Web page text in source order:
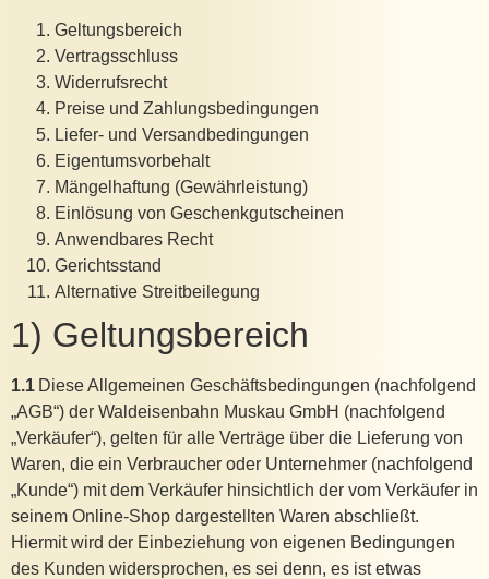
Geltungsbereich
Vertragsschluss
Widerrufsrecht
Preise und Zahlungsbedingungen
Liefer- und Versandbedingungen
Eigentumsvorbehalt
Mängelhaftung (Gewährleistung)
Einlösung von Geschenkgutscheinen
Anwendbares Recht
Gerichtsstand
Alternative Streitbeilegung
1) Geltungsbereich
1.1 Diese Allgemeinen Geschäftsbedingungen (nachfolgend
„AGB“) der Waldeisenbahn Muskau GmbH (nachfolgend
„Verkäufer“), gelten für alle Verträge über die Lieferung von
Waren, die ein Verbraucher oder Unternehmer (nachfolgend
„Kunde“) mit dem Verkäufer hinsichtlich der vom Verkäufer in
seinem Online-Shop dargestellten Waren abschließt.
Hiermit wird der Einbeziehung von eigenen Bedingungen
des Kunden widersprochen, es sei denn, es ist etwas